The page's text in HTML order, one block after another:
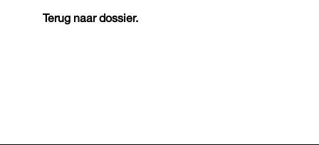
Terug naar dossier.